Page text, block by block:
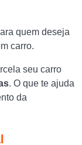
quem deseja
carro.
seu carro
. O que te ajuda
da